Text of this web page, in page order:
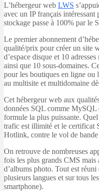
L’hébergeur web LWS
avec un IP français
stockage passe à 100% par le
Le premier abonnement
qualité/prix pour créer un site
d’espace disque et 10
ainsi que 10 sous-domaines.
pour les boutiques en ligne ou
au multisite et multidomaine
Cet hébergeur web aux
données SQL comme MySQL
formule la plus puissante.
trafic est illimité et le certificat
Hotlink, contre le vol de bande
On retrouve de nombreuses
fois les plus grands CMS mais
d’albums photo. Tout est
plusieurs langues et sur tous
smartphone).